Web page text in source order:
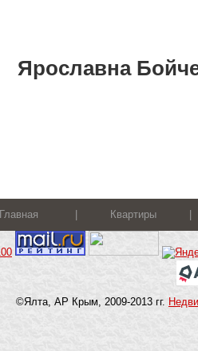
Ярославна
Главная Квартиры
©Ялта, АР Крым, 2009-2013 гг.